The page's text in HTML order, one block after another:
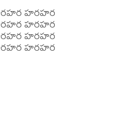
హరహర
హరహర
హరహర
హరహర